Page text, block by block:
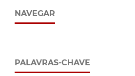
NAVEGAR
PALAVRAS-CHAVE